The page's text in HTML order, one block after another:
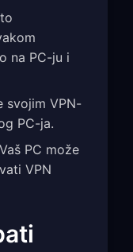
na PC-ju i
svojim VPN-
PC-ja.
PC može
VPN